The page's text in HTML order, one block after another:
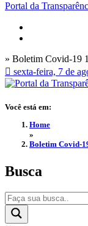
Portal da
» Boletim Covid-19
sexta-feira, 7 de
Você está em:
Home
»
Boletim Covid-
Busca